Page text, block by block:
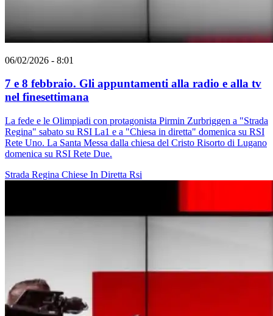
06/02/2026 - 8:01
7 e 8 febbraio. Gli appuntamenti alla radio e alla tv
nel finesettimana
La fede e le Olimpiadi con protagonista Pirmin Zurbriggen a "Strada
Regina" sabato su RSI La1 e a "Chiesa in diretta" domenica su RSI
Rete Uno. La Santa Messa dalla chiesa del Cristo Risorto di Lugano
domenica su RSI Rete Due.
Strada Regina Chiese In Diretta Rsi